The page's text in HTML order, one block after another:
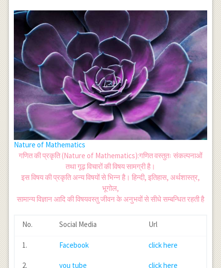
Nature of Mathematics
गणित की प्रकृति (Nature of Mathematics):गणित वस्तुतः संकल्पनाओं
तथा गूढ़ विचारों की विषय सामग्री है।
इस विषय की प्रकृति अन्य विषयों से भिन्न है। हिन्दी, इतिहास, अर्थशास्त्र,
भूगोल,
सामान्य विज्ञान आदि की विषयवस्तु जीवन के अनुभवों से सीधे सम्बन्धित रहती है
No. Social Media Url
1. Facebook click here
2. you tube click here